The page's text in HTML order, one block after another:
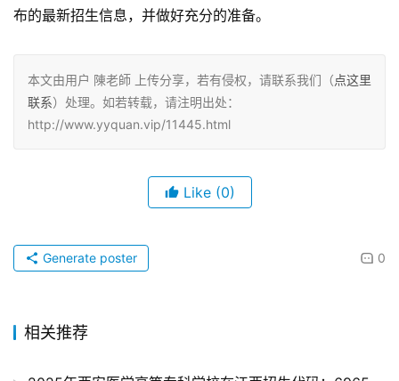
布的最新招生信息，并做好充分的准备。
本文由用户 陳老師 上传分享，若有侵权，请联系我们（点这里
联系）处理。如若转载，请注明出处：
http://www.yyquan.vip/11445.html
Like (0)
0
Generate poster
相关推荐